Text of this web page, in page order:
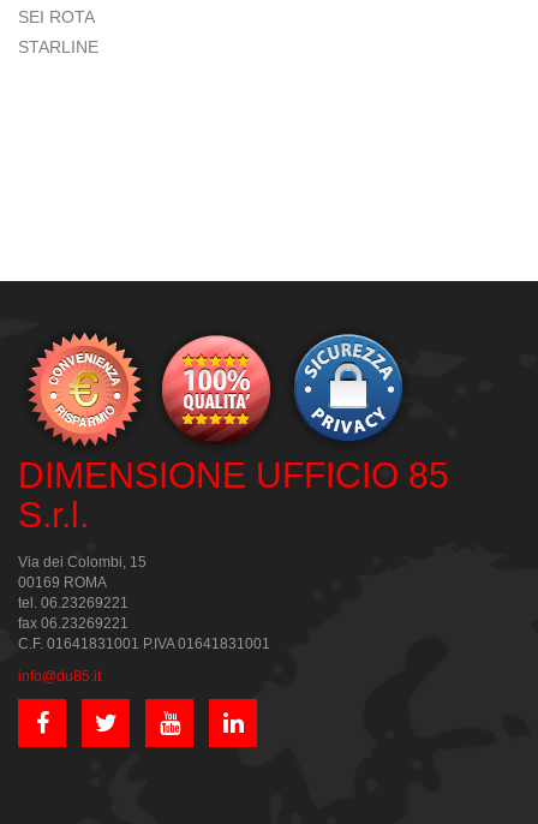
SEI ROTA
STARLINE
DIMENSIONE UFFICIO 85
S.r.l.
Via dei Colombi, 15
00169 ROMA
tel. 06.23269221
fax 06.23269221
C.F. 01641831001 P.IVA 01641831001
info@du85.it